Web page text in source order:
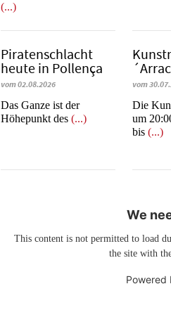
(...)
Piratenschlacht
heute in Po­llen­ça
vom 02.08.2026
​​​​​​​Das Ganze ist der
Höhepunkt des (...)
vom
Die
um
bis(...)
We
This content is not permitted to load
the site with
Powered